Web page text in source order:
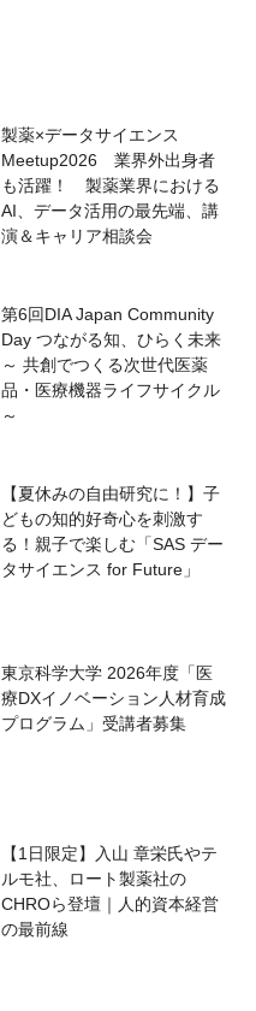
製薬×データサイエンス
Meetup2026 業界外出身者
も活躍！ 製薬業界における
AI、データ活用の最先端、講
演＆キャリア相談会
第6回DIA Japan Community
Day つながる知、ひらく未来
～ 共創でつくる次世代医薬
品・医療機器ライフサイクル
～
【夏休みの自由研究に！】子
どもの知的好奇心を刺激す
る！親子で楽しむ「SAS デー
タサイエンス for Future」
東京科学大学 2026年度「医
療DXイノベーション人材育成
プログラム」受講者募集
【1日限定】入山 章栄氏やテ
ルモ社、ロート製薬社の
CHROら登壇｜人的資本経営
の最前線